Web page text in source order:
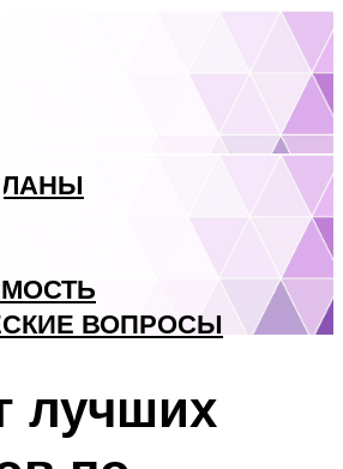
ВОПРОСЫ
лучших